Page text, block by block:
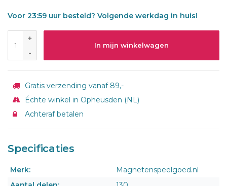
Voor 23:59 uur besteld? Volgende werkdag in huis!
+
-
In mijn winkelwagen
Gratis verzending vanaf 89,-
Échte winkel in Opheusden (NL)
Achteraf betalen
Specificaties
Merk:
Magnetenspeelgoed.nl